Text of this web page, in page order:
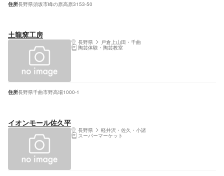
住所長野県須坂市峰の原高原3153-50
土龍窯工房
長野県 戸倉上山田・千曲
陶芸体験・陶芸教室
住所長野県千曲市野高場1000-1
イオンモール佐久平
長野県 軽井沢・佐久・小諸
スーパーマーケット